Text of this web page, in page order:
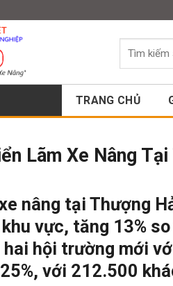
Tìm
TRANG CHỦ
Lãm Xe Nâng
nâng tại Thượng
vực, tăng 13%
hội trường mới
với 212.500